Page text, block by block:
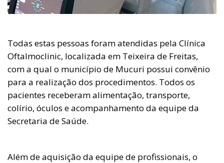
Todas estas pessoas foram atendidas pela Clínica
Oftalmoclinic, localizada em Teixeira de Freitas,
com a qual o município de Mucuri possui convênio
para a realização dos procedimentos. Todos os
pacientes receberam alimentação, transporte,
colírio, óculos e acompanhamento da equipe da
Secretaria de Saúde.
Além de aquisição da equipe de profissionais, o